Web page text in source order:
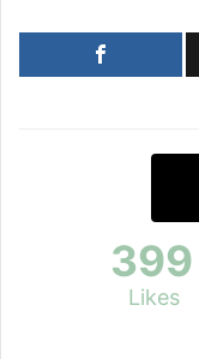
399
Likes